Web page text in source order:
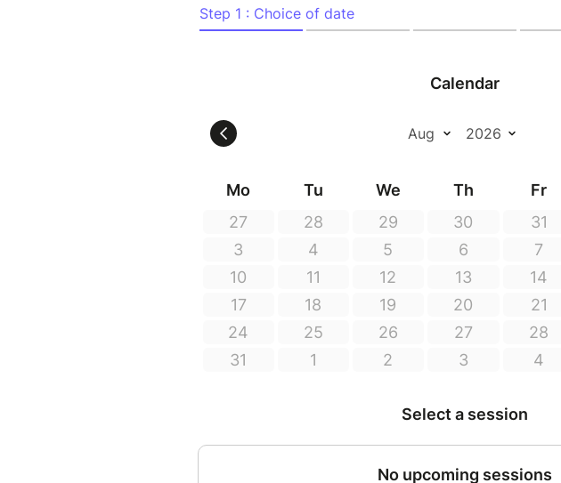
De Dauphin Stephan
Stephan Dauphin & Cedric Monnet & Jeremy Allamand